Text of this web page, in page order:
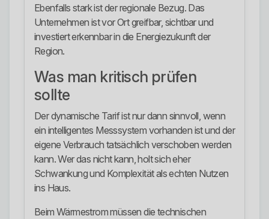
Ebenfalls stark ist der regionale Bezug. Das
Unternehmen ist vor Ort greifbar, sichtbar und
investiert erkennbar in die Energiezukunft der
Region.
Was man kritisch prüfen
sollte
Der dynamische Tarif ist nur dann sinnvoll, wenn
ein intelligentes Messsystem vorhanden ist und der
eigene Verbrauch tatsächlich verschoben werden
kann. Wer das nicht kann, holt sich eher
Schwankung und Komplexität als echten Nutzen
ins Haus.
Beim Wärmestrom müssen die technischen